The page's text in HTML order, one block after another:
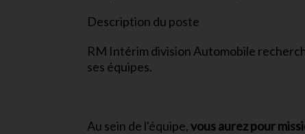
Description du poste
RM Intérim division Automobile
ses équipes.
Au sein de l'équipe,vous aurez pour